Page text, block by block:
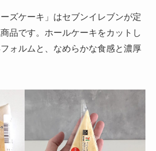
ズケーキ」はセブンイレブンが定
品です。ホールケーキをカットし
ォルムと、なめらかな食感と濃厚